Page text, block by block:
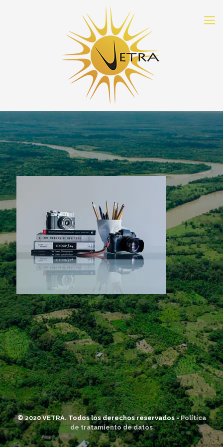
© 2020 VETRA. Todos los derechos reservados -Política
de tratamiento de datos